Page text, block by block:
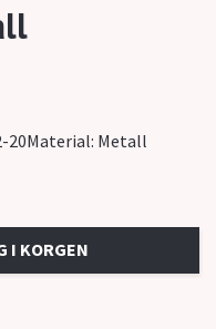
20Material: Metall
I KORGEN